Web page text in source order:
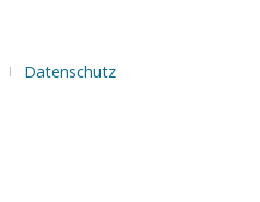
| Datenschutz